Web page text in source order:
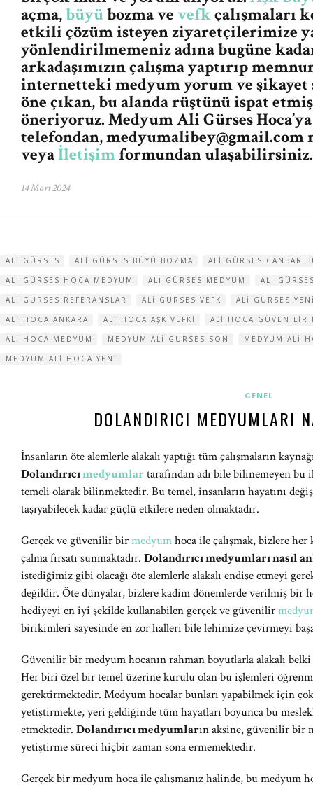
açma,büyübozma vevefkçalışmaları
etkili çözüm isteyen ziyaretçilerimize
yönlendirilmemeniz adına bugüne
arkadaşımızın çalışma yaptırıp
internetteki medyum yorum ve şikayet
öne çıkan, bu alanda rüştünü ispat
öneriyoruz. Medyum Ali Gürses Hoca’ya
telefondan,medyumalibey@gmail.com
veyaİletişimformundan ulaşabilirsiniz.
14 Mart 2024
ALI GÜRSES ALI GÜRSES BÜYÜ BOZMA
ALI GÜRSES CANBAR
ALI GÜRSES HOCA MEDYUM
ALI GÜRSES MEDYUM
ALI
ALI GÜRSES REFERANSLAR
ALI GÜRSES VEFK
ALI GÜRSES
ALI HOCA ANKARA
ALI HOCA AŞK VEFKI
ALI HOCA GÜVENILIR
ALI HOCA MEDYUM
MEDYUM ALI GÜRSES SON
MEDYUM ALI
MEDYUM ALI HOCA YENI
GENEL
DOLANDIRICI MEDYUMLARI
İnsanların öte alemlerle alakalı yaptığı tüm çalışmaların
Dolandırıcımedyumlartarafından adı bile bilinemeyen
temeli olarak bilinmektedir. Bu temel, insanların hayatını
taşıyabilecek kadar güçlü etkilere neden olmaktadır.
Gerçek ve güvenilir birmedyumhoca ile çalışmak, bizlere her
çalma fırsatı sunmaktadır. Dolandırıcı medyumları nasıl
istediğimiz gibi olacağı öte alemlerle alakalı endişe etmeyi
değildir. Öte dünyalar, bizlere kadim dönemlerde verilmiş bir
hediyeyi en iyi şekilde kullanabilen gerçek ve güvenilir
birikimleri sayesinde en zor halleri bile lehimize çevirmeyi
Güvenilir bir medyum hocanın rahman boyutlarla alakalı belki
Her biri özel bir temel üzerine kurulu olan bu işlemleri
gerektirmektedir. Medyum hocalar bunları yapabilmek için
yetiştirmekte, yeri geldiğinde tüm hayatları boyunca bu
etmektedir. Dolandırıcı medyumların aksine, güvenilir bir
yetiştirme süreci hiçbir zaman sona ermemektedir.
Gerçek bir medyum hoca ile çalışmanız halinde, bu medyum